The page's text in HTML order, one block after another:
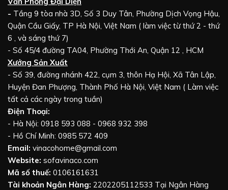
- Tầng 9 tòa nhà 3D, Số 3 Duy Tân, Phường Dịch Vọng Hậu,
Quận Cầu Giấy, TP Hà Nội, Việt Nam ( làm việc từ thứ 2 - thứ
6 , và sáng thứ 7)
- Số 45/4 đường TA04, Phường Thới An, Quận 12 , HCM
Xưởng Sản Xuất
- Số 39, đường nhánh 422, cụm 3, thôn Hạ Hội, Xã Tân Lập,
Huyện Đan Phượng, Thành Phố Hà Nội, Việt Nam ( Làm việc
tất cả các ngày trong tuần)
Điện Thoại:
- Hà Nội: 0918 593 088 - 0968 932 398
- Hồ Chí Minh: 0985 572 409
Email: vinacohome@gmail.com
Website: sofavinaco.com
Mã số thuế: 0106161631
Tài khoản Ngân Hàng: 2202205112533 Tại Ngân Hàng